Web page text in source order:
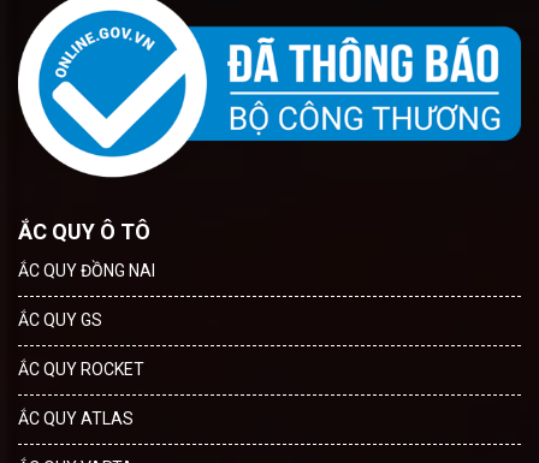
ẮC QUY Ô TÔ
ẮC QUY ĐỒNG NAI
ẮC QUY GS
ẮC QUY ROCKET
ẮC QUY ATLAS